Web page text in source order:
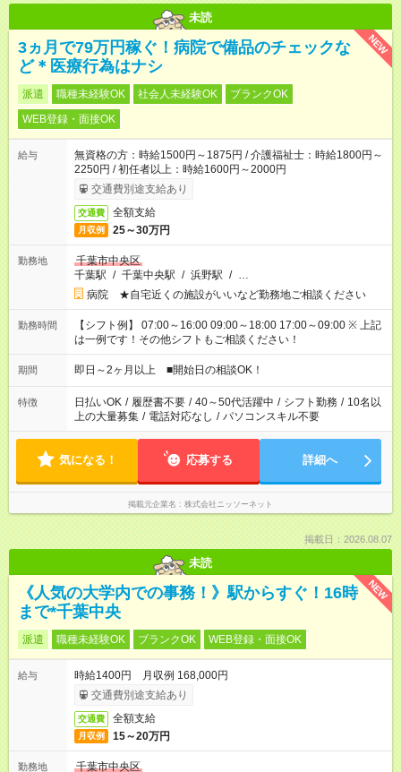
未読
NEW
3ヵ月で79万円稼ぐ！病院で備品のチェックな
ど＊医療行為はナシ
派遣 職種未経験OK 社会人未経験OK
ブランクOK
WEB登録・面接OK
給与
無資格の方：時給1500円～1875円 / 介護福祉士：時給1800円～
2250円 / 初任者以上：時給1600円～2000円
交通費別途支給あり
交通費 全額支給
月収例 25～30万円
勤務地
千葉市中央区
千葉駅 / 千葉中央駅 / 浜野駅 / …
病院 ★自宅近くの施設がいいなど勤務地ご相談ください
勤務時間
【シフト例】 07:00～16:00 09:00～18:00 17:00～09:00 ※ 上記
は一例です！その他シフトもご相談ください！
期間 即日～2ヶ月以上 ■開始日の相談OK！
特徴 日払いOK / 履歴書不要 / 40～50代活躍中 / シフト勤務 / 10名以
上の大量募集 / 電話対応なし / パソコンスキル不要
気になる！ 応募する 詳細へ
掲載元企業名 株式会社ニッソーネット
掲載日：2026.08.07
未読
NEW
《人気の大学内での事務！》駅からすぐ！16時
まで*千葉中央
派遣 職種未経験OK ブランクOK WEB登録・面接OK
給与
時給1400円 月収例 168,000円
交通費別途支給あり
交通費 全額支給
月収例 15～20万円
勤務地
千葉市中央区